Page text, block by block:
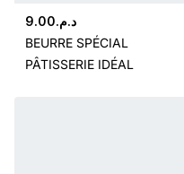
د.م.9.00
BEURRE SPÉCIAL
PÂTISSERIE IDÉAL